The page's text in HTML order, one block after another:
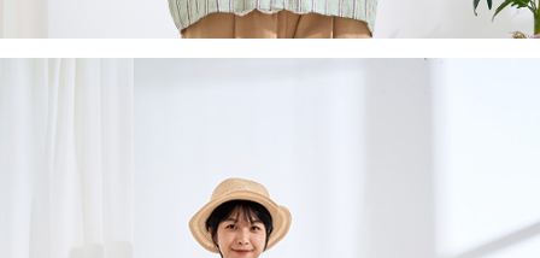
１．透過由恩沛科技股份有限公司提供之「AFTEE先享後付」服務完成之交
易，需依本服務之必要範圍內提供個人資料，並將交易相關給付款項請求債
４．使用「AFTEE先享後付」時，將依據個別帳號之用戶狀況，依本公司即
時審查核予不同之上限額度；若仍有額度不足之情形，本公司將視審查結果
５．嚴禁一人註冊多個帳號或使用他人資訊註冊。若發現惡意使用之情形，
每筆NT$100，滿NT$2,000(含以上)免運費
黑貓宅急便(包裹尺寸90cm以下)